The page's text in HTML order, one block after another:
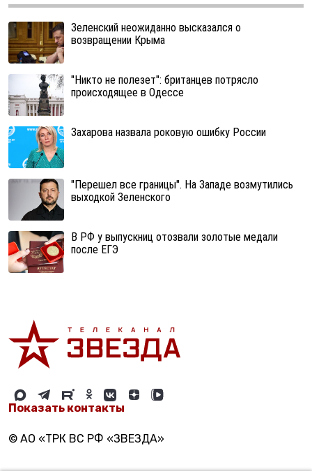
Зеленский неожиданно высказался о
возвращении Крыма
"Никто не полезет": британцев потрясло
происходящее в Одессе
Захарова назвала роковую ошибку России
"Перешел все границы". На Западе возмутились
выходкой Зеленского
В РФ у выпускниц отозвали золотые медали
после ЕГЭ
Показать контакты
© АО «ТРК ВС РФ «ЗВЕЗДА»